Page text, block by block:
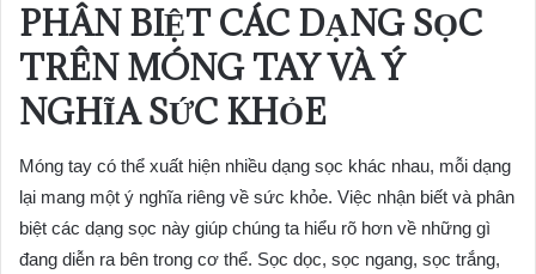
PHÂN BIỆT CÁC DẠNG SỌC
TRÊN MÓNG TAY VÀ Ý
NGHĨA SỨC KHỎE
Móng tay có thể xuất hiện nhiều dạng sọc khác nhau, mỗi dạng
lại mang một ý nghĩa riêng về sức khỏe. Việc nhận biết và phân
biệt các dạng sọc này giúp chúng ta hiểu rõ hơn về những gì
đang diễn ra bên trong cơ thể. Sọc dọc, sọc ngang, sọc trắng,